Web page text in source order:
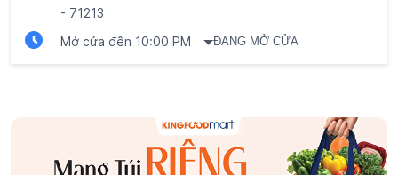
- 71213
Mở cửa đến 10:00 PM
ĐANG MỞ CỬA